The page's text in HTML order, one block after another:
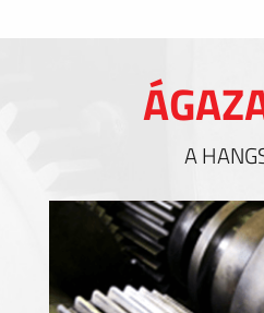
Kitöltések és
MUTASS
A